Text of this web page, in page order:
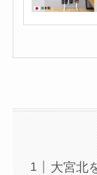
大宮北